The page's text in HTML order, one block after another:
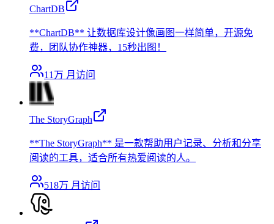
ChartDB
**ChartDB** 让数据库设计像画图一样简单，开源免
费，团队协作神器，15秒出图！
11万 月访问
The StoryGraph
**The StoryGraph** 是一款帮助用户记录、分析和分享
阅读的工具，适合所有热爱阅读的人。
518万 月访问